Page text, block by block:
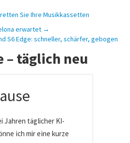
Sie Ihre Musikkassetten
erwartet →
S6 Edge: schneller, schärfer, gebogen
– täglich neu